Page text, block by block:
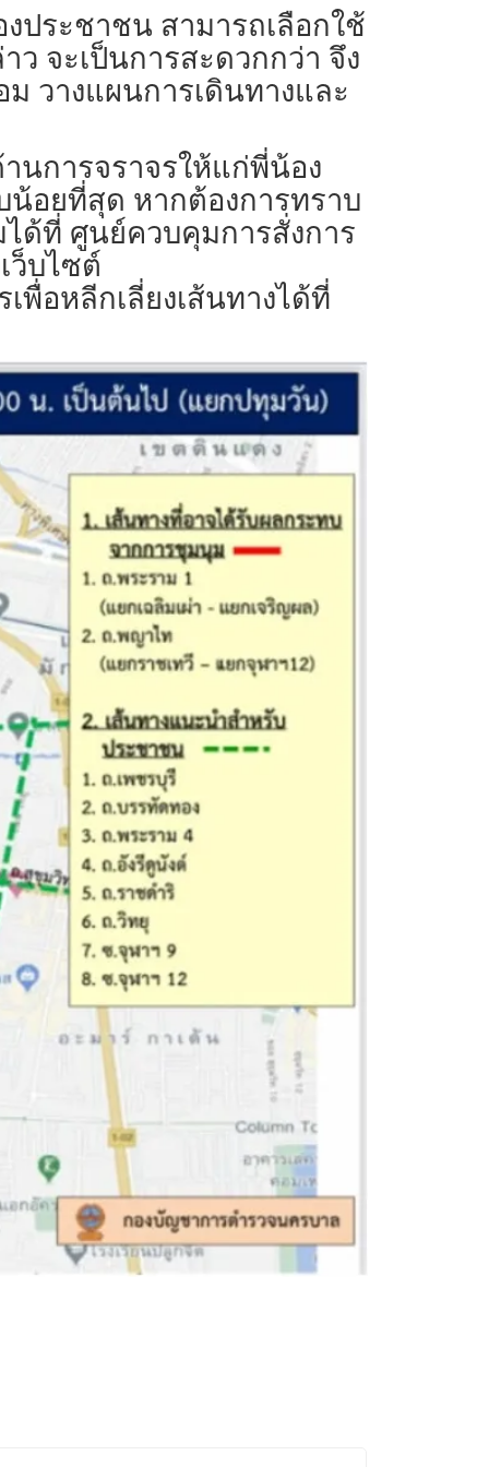
ประชาชน สามารถเลือกใช้
ว จะเป็นการสะดวกกว่า จึง
วางแผนการเดินทางและ
นการจราจรให้แก่พี่น้อง
อยที่สุด หากต้องการทราบ
ด้ที่ ศูนย์ควบคุมการสั่งการ
ว็บไซต์
พื่อหลีกเลี่ยงเส้นทางได้ที่